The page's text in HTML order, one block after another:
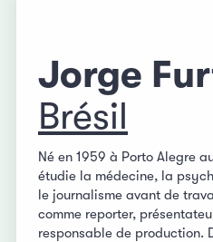
Jorge
Brésil
Né en 1959 à Porto Alegre
étudie la médecine, la
le journalisme avant de
comme reporter,
responsable de production.